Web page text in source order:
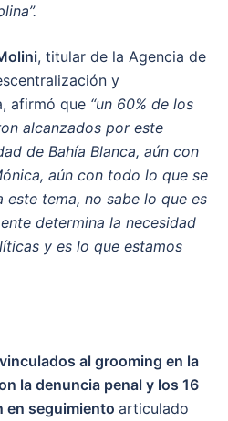
, titular de la Agencia de
y
afirmó que “un 60% de los
alcanzados por este
de Bahía Blanca, aún con
aún con todo lo que se
tema, no sabe lo que es
determina la necesidad
y es lo que estamos
al grooming en la
la denuncia penal y los 16
en seguimiento articulado